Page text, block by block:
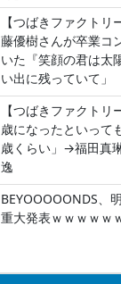
【つばきファクト
藤優樹さんが卒業コ
いた『笑顔の君は太
い出に残っていて」
【つばきファクト
歳になったといって
歳くらい」→福田真
逸
BEYOOOOONDS、
重大発表ｗｗｗｗｗ